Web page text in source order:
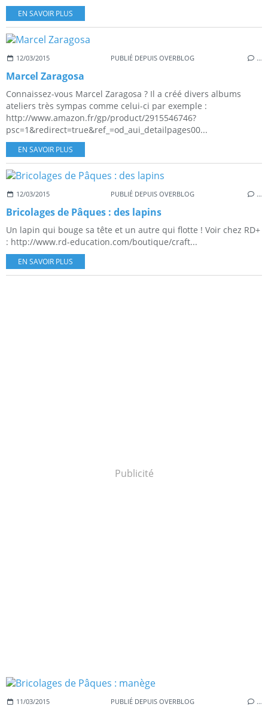
EN SAVOIR PLUS
12/03/2015 PUBLIÉ DEPUIS OVERBLOG …
Marcel Zaragosa
Connaissez-vous Marcel Zaragosa ? Il a créé divers albums
ateliers très sympas comme celui-ci par exemple :
http://www.amazon.fr/gp/product/2915546746?
psc=1&redirect=true&ref_=od_aui_detailpages00...
EN SAVOIR PLUS
12/03/2015 PUBLIÉ DEPUIS OVERBLOG …
Bricolages de Pâques : des lapins
Un lapin qui bouge sa tête et un autre qui flotte ! Voir chez RD+
: http://www.rd-education.com/boutique/craft...
EN SAVOIR PLUS
Publicité
11/03/2015 PUBLIÉ DEPUIS OVERBLOG …